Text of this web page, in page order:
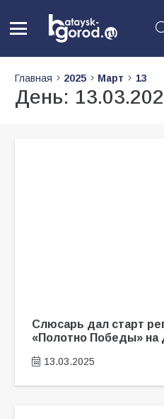
Главная 2025 Март 13
День:
Слюсарь дал старт
«Полотно Победы» на
13.03.2025